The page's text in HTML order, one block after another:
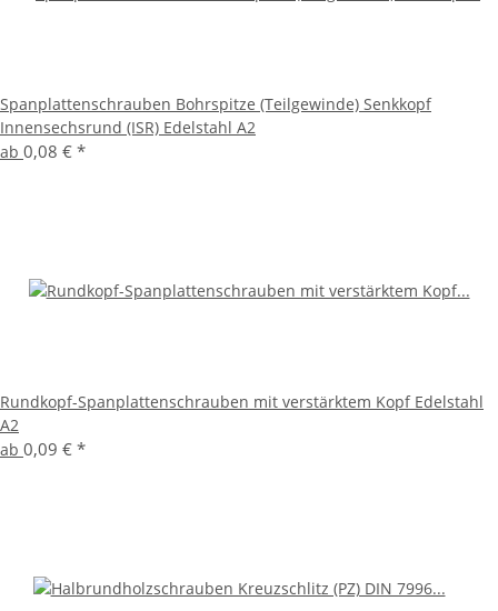
Spanplattenschrauben Bohrspitze (Teilgewinde) Senkkopf
Innensechsrund (ISR) Edelstahl A2
ab 0,08 € *
Rundkopf-Spanplattenschrauben mit verstärktem Kopf Edelstahl
A2
ab 0,09 € *